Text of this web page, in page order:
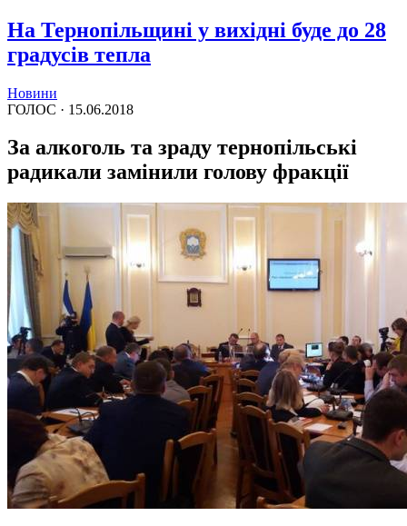
На Тернопільщині у вихідні буде до 28
градусів тепла
Новини
ГОЛОС · 15.06.2018
За алкоголь та зраду тернопільські
радикали замінили голову фракції